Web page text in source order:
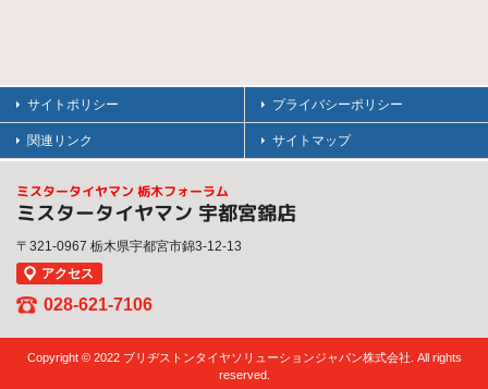
サイトポリシー プライバシーポリシー
関連リンク サイトマップ
ミスタータイヤマン 栃木フォーラム
ミスタータイヤマン 宇都宮錦店
〒321-0967 栃木県宇都宮市錦3-12-13
アクセス
028-621-7106
Copyright © 2022 ブリヂストンタイヤソリューションジャパン株式会社. All rights
reserved.